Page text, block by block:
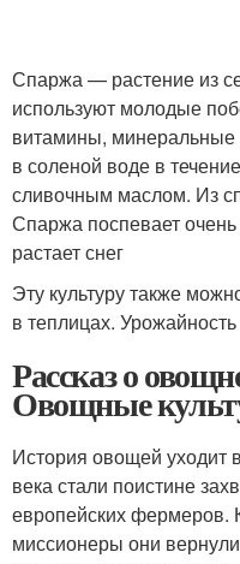
Спаржа — растение из
используют молодые
витамины,
в соленой воде в
сливочным маслом. Из
Спаржа поспевает очень
растает снег
Эту культуру также
в теплицах.
Рассказ о
Овощные
История овощей уходит
века стали поистине
европейских фермеров.
миссионеры они